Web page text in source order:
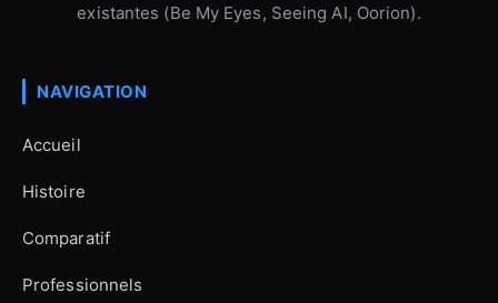
existantes (Be My Eyes, Seeing AI, Oorion).
NAVIGATION
Accueil
Histoire
Comparatif
Professionnels